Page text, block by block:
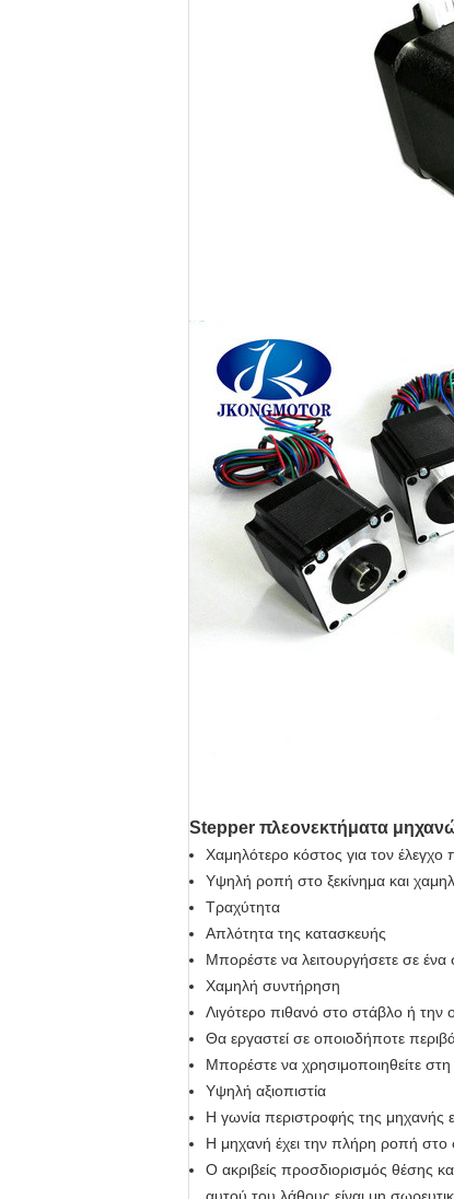
Stepper πλεονεκτήματα
Χαμηλότερο κόστος για τον έλεγχο
Υψηλή ροπή στο ξεκίνημα και
Τραχύτητα
Απλότητα της κατασκευής
Μπορέστε να λειτουργήσετε σε
Χαμηλή συντήρηση
Λιγότερο πιθανό στο στάβλο ή την
Θα εργαστεί σε οποιοδήποτε
Μπορέστε να χρησιμοποιηθείτε στη
Υψηλή αξιοπιστία
Η γωνία περιστροφής της μηχανής
Η μηχανή έχει την πλήρη ροπή στο
Ο ακριβείς προσδιορισμός θέσης